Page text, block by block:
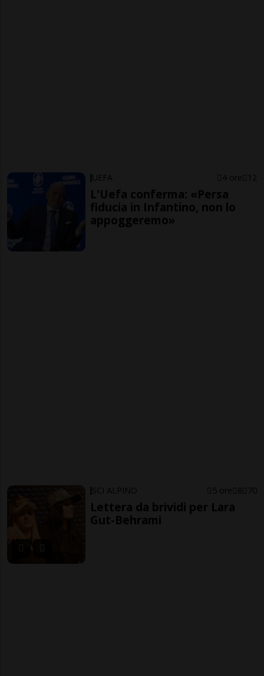
UEFA 4 ore 12
L'Uefa conferma: «Persa
fiducia in Infantino, non lo
appoggeremo»
SCI ALPINO 5 ore 8 70
Lettera da brividi per Lara
Gut-Behrami